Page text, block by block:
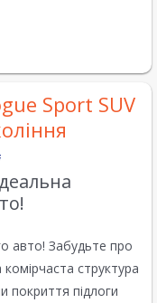
Sport SUV
авто! Забудьте про
комірчаста структура
покриття підлоги